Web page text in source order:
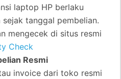
laptop HP berlaku
sejak tanggal pembelian.
mengecek di situs resmi
Check
Resmi
invoice dari toko resmi